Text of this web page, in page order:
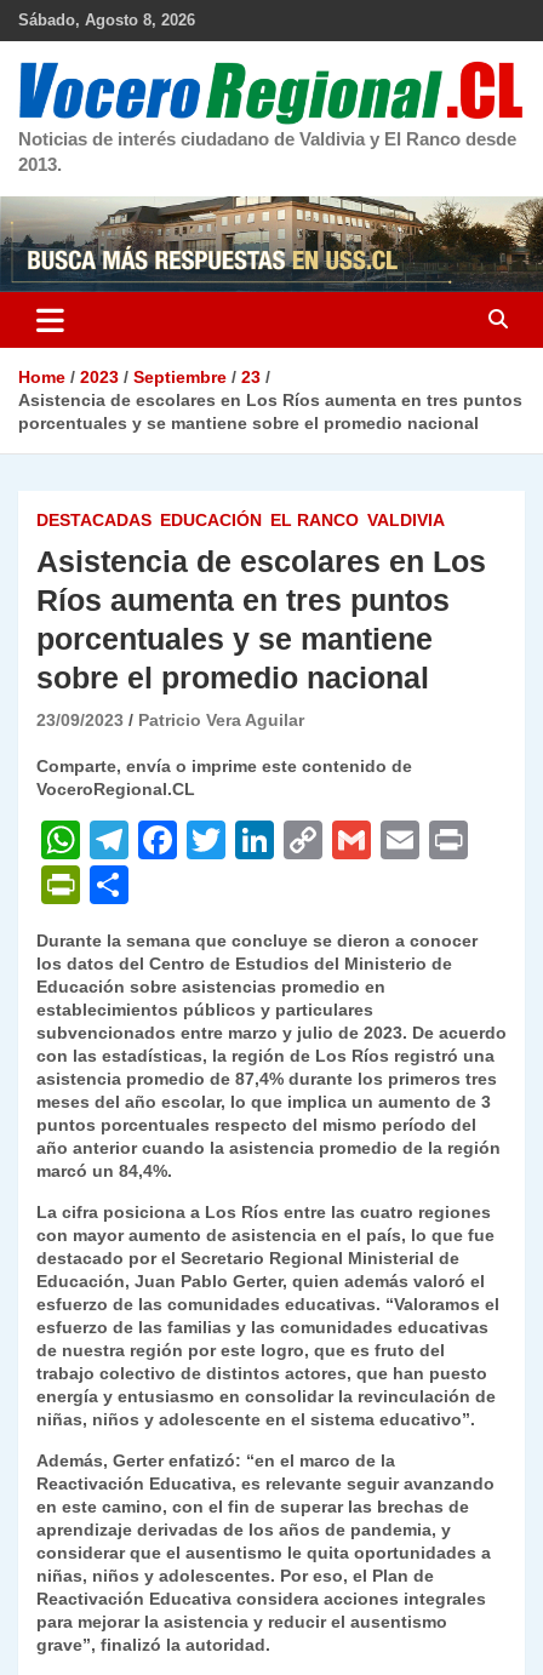
Skip
Sábado, Agosto 8, 2026
Noticias de interés ciudadano de Valdivia y El Ranco desde
2013.
Home 2023 Septiembre
23
Asistencia de escolares en Los Ríos aumenta en tres puntos
porcentuales y se mantiene sobre el promedio nacional
DESTACADAS EDUCACIÓN EL RANCO VALDIVIA
Asistencia de escolares en Los
Ríos aumenta en tres puntos
porcentuales y se mantiene
sobre el promedio nacional
23/09/2023 Patricio Vera Aguilar
Comparte, envía o imprime este contenido de
VoceroRegional.CL
W
h
at
s
A
p
p
T
gr
a
m
F
e
b
o
o
k
T
er
Li
e
dI
n
C
y
Li
n
k
G
l
E
l
P
ri
nt
Fr
ie
n
dl
y
m
p
ar
tir
Durante la semana que concluye se dieron a conocer
los datos del Centro de Estudios del Ministerio de
Educación sobre asistencias promedio en
establecimientos públicos y particulares
subvencionados entre marzo y julio de 2023. De acuerdo
con las estadísticas, la región de Los Ríos registró una
asistencia promedio de 87,4% durante los primeros tres
meses del año escolar, lo que implica un aumento de 3
puntos porcentuales respecto del mismo período del
año anterior cuando la asistencia promedio de la región
marcó un 84,4%.
La cifra posiciona a Los Ríos entre las cuatro regiones
con mayor aumento de asistencia en el país, lo que fue
destacado por el Secretario Regional Ministerial de
Educación, Juan Pablo Gerter, quien además valoró el
esfuerzo de las comunidades educativas. “Valoramos el
esfuerzo de las familias y las comunidades educativas
de nuestra región por este logro, que es fruto del
trabajo colectivo de distintos actores, que han puesto
energía y entusiasmo en consolidar la revinculación de
niñas, niños y adolescente en el sistema educativo”.
Además, Gerter enfatizó: “en el marco de la
Reactivación Educativa, es relevante seguir avanzando
en este camino, con el fin de superar las brechas de
aprendizaje derivadas de los años de pandemia, y
considerar que el ausentismo le quita oportunidades a
niñas, niños y adolescentes. Por eso, el Plan de
Reactivación Educativa considera acciones integrales
para mejorar la asistencia y reducir el ausentismo
grave”, finalizó la autoridad.